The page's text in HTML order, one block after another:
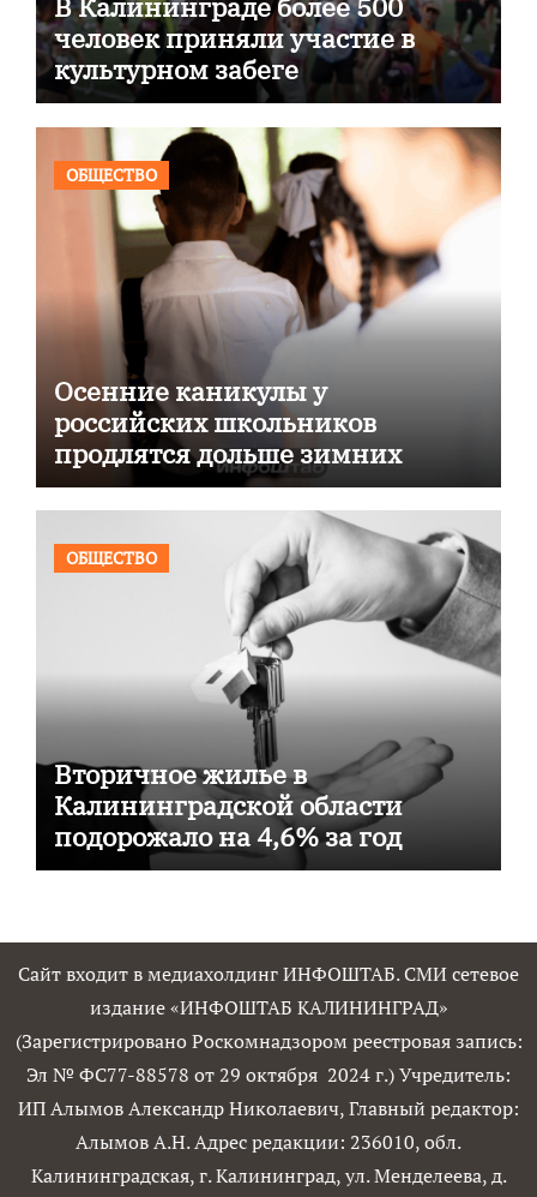
человек приняли участие в
культурном забеге
ОБЩЕСТВО
Осенние каникулы у
российских школьников
продлятся дольше зимних
ОБЩЕСТВО
Вторичное жилье в
Калининградской области
подорожало на 4,6% за год
Сайт входит в медиахолдинг ИНФОШТАБ. СМИ сетевое
издание «ИНФОШТАБ КАЛИНИНГРАД»
(Зарегистрировано Роскомнадзором реестровая запись:
Эл № ФС77-88578 от 29 октября 2024 г.) Учредитель:
ИП Алымов Александр Николаевич, Главный редактор:
Алымов А.Н. Адрес редакции: 236010, обл.
Калининградская, г. Калининград, ул. Менделеева, д.